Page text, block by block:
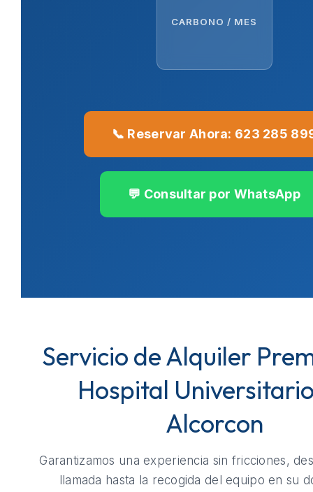
CARBONO / MES
📞 Reservar Ahora: 623 285
💬 Consultar por WhatsApp
Servicio de Alquiler
Hospital
Alcorcon
Garantizamos una experiencia sin fricciones,
llamada hasta la recogida del equipo en su